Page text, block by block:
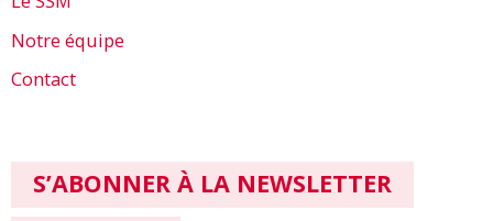
Notre équipe
Contact
S’ABONNER À LA NEWSLETTER